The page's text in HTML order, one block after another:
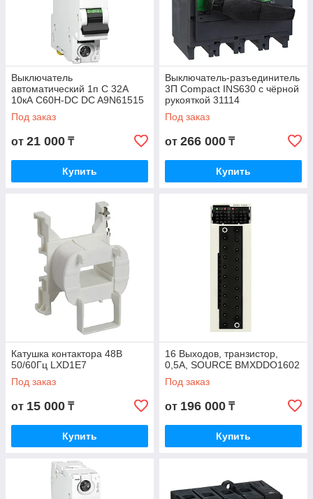
Выключатель
автоматический 1п C 32А
10кА C60H-DC DC A9N61515
Под заказ
от 21 000 ₸
Купить
Выключатель-разъединитель
3П Compact INS630 с чёрной
рукояткой 31114
Под заказ
от 266 000 ₸
Купить
Катушка контактора 48В
50/60Гц LXD1E7
Под заказ
от 15 000 ₸
Купить
16 Выходов, транзистор,
0,5А, SOURCE BMXDDO1602
Под заказ
от 196 000 ₸
Купить